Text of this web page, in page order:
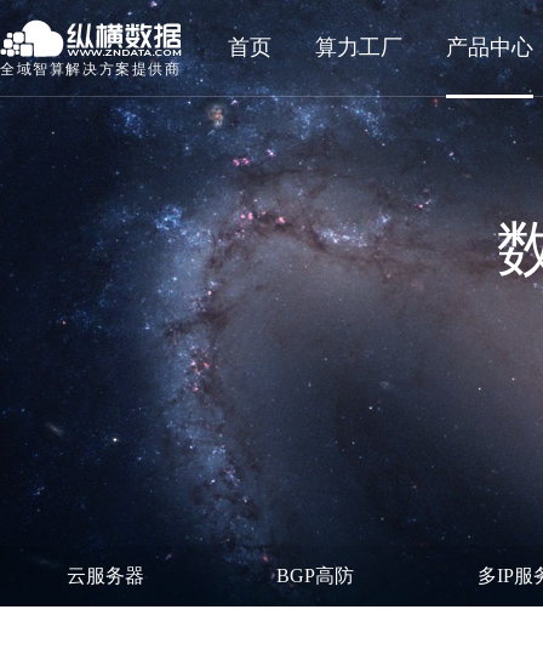
全域智算解决方案提供商
首页 算力工厂 产品中心
云服务器 BGP高防 多IP服